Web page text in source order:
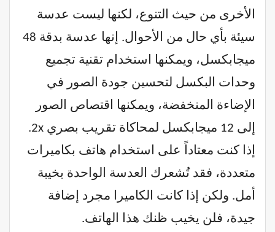
الأخرى من حيث التنوع، لكنها ليست عدسة
سيئة بأي حال من الأحوال. إنها عدسة بدقة 48
ميجابكسل، ويمكنها استخدام تقنية تجميع
وحدات البكسل لتحسين جودة الصور في
الإضاءة المنخفضة، ويمكنها اقتصاص الصور
إلى 12 ميجابكسل لمحاكاة تقريب بصري 2x.
إذا كنت معتاداً على استخدام هاتف بكاميرات
متعددة، فقد تُشعرك العدسة الواحدة بخيبة
أمل. ولكن إذا كانت الكاميرا مجرد إضافة
جيدة، فلن يخيب ظنك هذا الهاتف.